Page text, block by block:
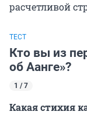
расчетливой
ТЕСТ
Кто вы из
об Аанге»?
1 / 7
Какая стихия